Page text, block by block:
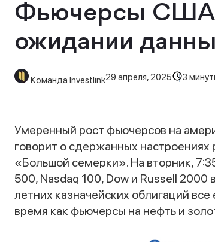
Фьючерсы США
ожидании
Команда Investlink29 апреля, 2025 3
Умеренный рост фьючерсов на
говорит о сдержанных
«Большой семерки». На вторник,
500, Nasdaq 100, Dow и Russell 2000
летних казначейских облигаций
время как фьючерсы на нефть и